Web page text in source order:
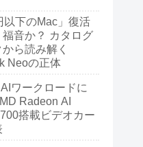
以下のMac」復活
福音か？ カタログ
ら読み解く
Neoの正体
ワークロードに
Radeon AI
搭載ビデオカー